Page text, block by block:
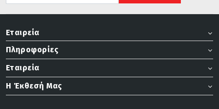
Εταιρεία
Πληροφορίες
Εταιρεία
Η Έκθεσή Μας